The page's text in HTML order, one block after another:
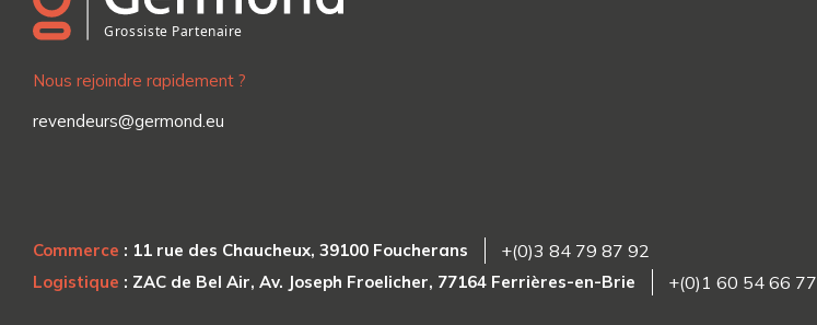
Nous rejoindre rapidement ?
revendeurs@germond.eu
Commerce : 11 rue des Chaucheux, 39100 Foucherans +(0)3 84 79 87 92
Logistique : ZAC de Bel Air, Av. Joseph Froelicher, 77164 Ferrières-en-Brie +(0)1 60 54 66 77